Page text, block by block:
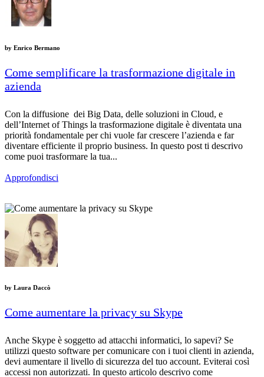
by Enrico Bermano
Come semplificare la trasformazione digitale in
azienda
Con la diffusione dei Big Data, delle soluzioni in Cloud, e
dell’Internet of Things la trasformazione digitale è diventata una
priorità fondamentale per chi vuole far crescere l’azienda e far
diventare efficiente il proprio business. In questo post ti descrivo
come puoi trasformare la tua...
Approfondisci
by Laura Daccò
Come aumentare la privacy su Skype
Anche Skype è soggetto ad attacchi informatici, lo sapevi? Se
utilizzi questo software per comunicare con i tuoi clienti in azienda,
devi aumentare il livello di sicurezza del tuo account. Eviterai così
accessi non autorizzati. In questo articolo descrivo come